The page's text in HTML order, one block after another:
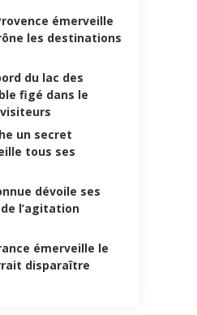
émerveille
les destinations
du lac des
figé dans le
un secret
tous ses
dévoile ses
l’agitation
émerveille le
disparaître